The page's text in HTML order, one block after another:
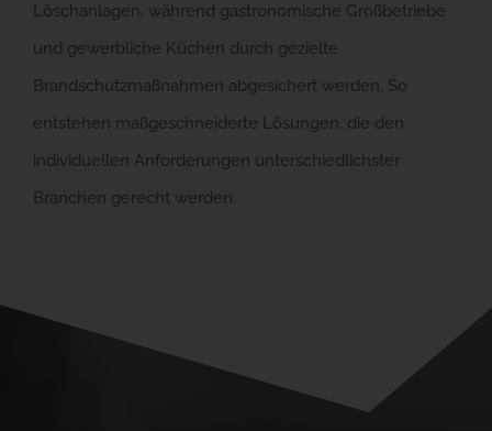
Löschanlagen, während gastronomische Großbetriebe
und gewerbliche Küchen durch gezielte
Brandschutzmaßnahmen abgesichert werden. So
entstehen maßgeschneiderte Lösungen, die den
individuellen Anforderungen unterschiedlichster
Branchen gerecht werden.